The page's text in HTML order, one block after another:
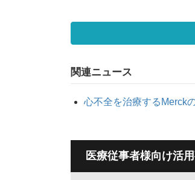
関連ニュース
心不全を治療するMerck
医療従事者様向け活